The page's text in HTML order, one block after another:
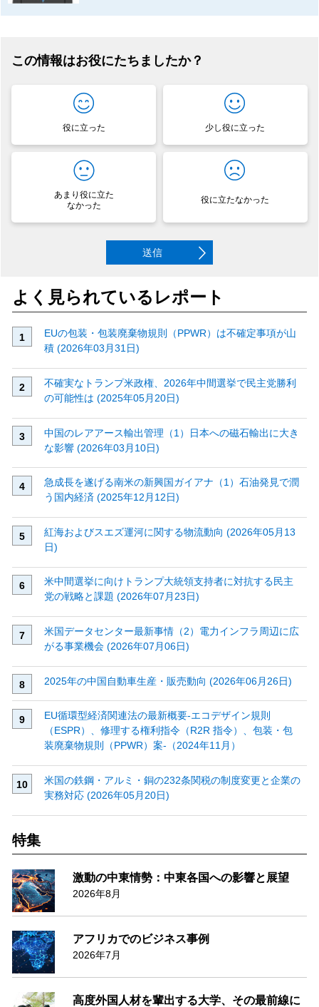
この情報はお役にたちましたか？
役に立った 少し役に立った
あまり役に立た
なかった
役に立たなかった
送信
よく見られているレポート
EUの包装・包装廃棄物規則（PPWR）は不確定事項が山
積 (2026年03月31日)
不確実なトランプ米政権、2026年中間選挙で民主党勝利
の可能性は (2025年05月20日)
中国のレアアース輸出管理（1）日本への磁石輸出に大き
な影響 (2026年03月10日)
急成長を遂げる南米の新興国ガイアナ（1）石油発見で潤
う国内経済 (2025年12月12日)
紅海およびスエズ運河に関する物流動向 (2026年05月13
日)
米中間選挙に向けトランプ大統領支持者に対抗する民主
党の戦略と課題 (2026年07月23日)
米国データセンター最新事情（2）電力インフラ周辺に広
がる事業機会 (2026年07月06日)
2025年の中国自動車生産・販売動向 (2026年06月26日)
EU循環型経済関連法の最新概要‐エコデザイン規則
（ESPR）、修理する権利指令（R2R 指令）、包装・包
装廃棄物規則（PPWR）案‐（2024年11月）
米国の鉄鋼・アルミ・銅の232条関税の制度変更と企業の
実務対応 (2026年05月20日)
特集
激動の中東情勢：中東各国への影響と展望
2026年8月
アフリカでのビジネス事例
2026年7月
高度外国人材を輩出する大学、その最前線に